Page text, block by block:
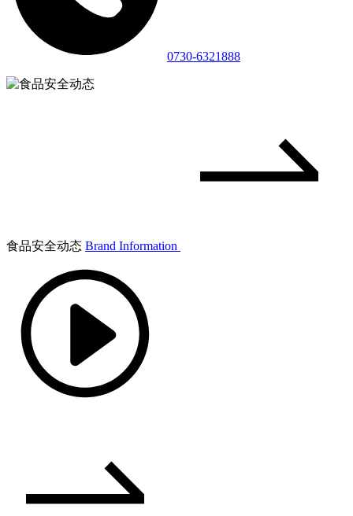
0730-6321888
食品安全动态 Brand Information